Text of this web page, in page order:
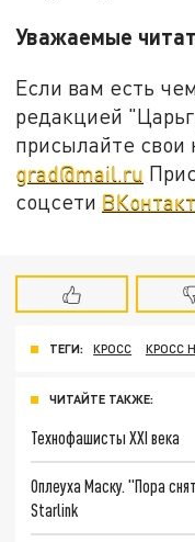
Уважаемые
Если вам есть
редакцией
присылайте свои
grad@mail.ru
соцсети
ТЕГИ: КРОСС КРОСС
ЧИТАЙТЕ ТАКЖЕ:
Технофашисты XXI века
Оплеуха Маску. "Пора
Starlink